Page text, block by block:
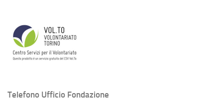
Telefono Ufficio Fondazione